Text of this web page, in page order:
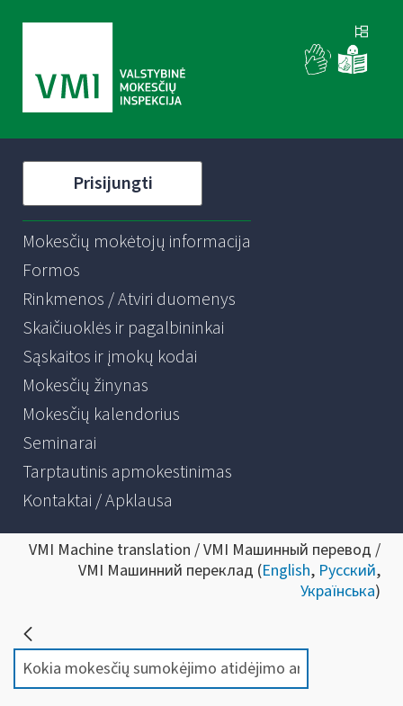
Prisijungti
Mokesčių mokėtojų informacija
Formos
Rinkmenos / Atviri duomenys
Skaičiuoklės ir pagalbininkai
Sąskaitos ir įmokų kodai
Mokesčių žinynas
Mokesčių kalendorius
Seminarai
Tarptautinis apmokestinimas
Kontaktai / Apklausa
VMI Machine translation / VMI Машинный перевод /
VMI Машинний переклад (English, Русский,
Українська)